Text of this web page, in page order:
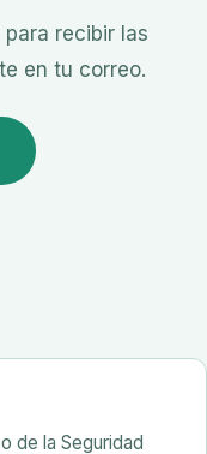
recibir las
en tu correo.
de la Seguridad